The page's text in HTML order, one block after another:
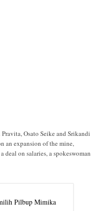
Osato Seike and Srikandi
an expansion of the mine,
deal on salaries, a spokeswoman
Pilbup Mimika